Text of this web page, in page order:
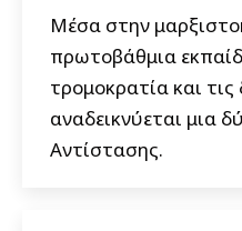
Μέσα στην
πρωτοβάθμια
τρομοκρατία και τις
αναδεικνύεται μια
Αντίστασης.